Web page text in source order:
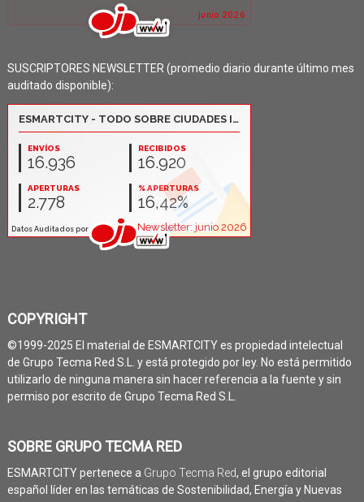
SUSCRIPTORES NEWSLETTER (promedio diario durante último mes
auditado disponible):
COPYRIGHT
©1999-2025 El material de ESMARTCITY es propiedad intelectual
de Grupo Tecma Red S.L. y está protegido por ley. No está permitido
utilizarlo de ninguna manera sin hacer referencia a la fuente y sin
permiso por escrito de Grupo Tecma Red S.L.
SOBRE GRUPO TECMA RED
ESMARTCITY pertenece a Grupo Tecma Red, el grupo editorial
español líder en las temáticas de Sostenibilidad, Energía y Nuevas